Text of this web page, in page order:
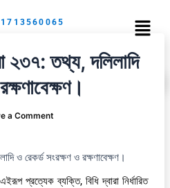
Menu
তথ্য, দলিলাদি
a Comment
ও রেকর্ড সংরক্ষণ ও রক্ষণাবেক্ষণ।
প্রত্যেক ব্যক্তি, বিধি দ্বারা নির্ধারিত